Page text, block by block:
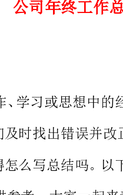
制定一份总结吧。那么你真的懂得怎么写总结吗。以下是小编收集整
公司年终工作总结篇1回顾这一年来的工作，我在公司领
导及各位同事的支持与帮助下，严格要求自己，按照公司的要求，较
好地完成了自己的本职工作。通过一年来的学习与工作，工作模式上